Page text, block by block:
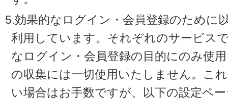
5.効果的なログイン・会員登録のために
利用しています。それぞれのサービス
なログイン・会員登録の目的にのみ使
の収集には一切使用いたしません。こ
い場合はお手数ですが、以下の設定ペ